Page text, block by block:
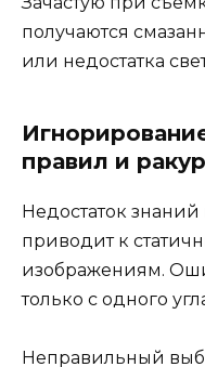
получаются
или недостатка
правил и
Недостаток
приводит к
изображениям.
только с одного
Неправильный